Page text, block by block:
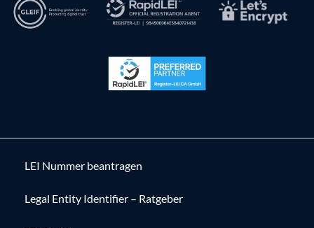
LEI Nummer beantragen
Legal Entity Identifier – Ratgeber